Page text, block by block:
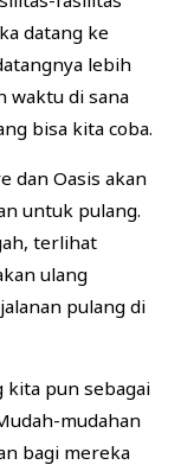
datang ke
lebih
waktu di sana
bisa kita coba.
dan Oasis akan
untuk pulang.
terlihat
ulang
pulang di
kita pun sebagai
mudahan
bagi mereka